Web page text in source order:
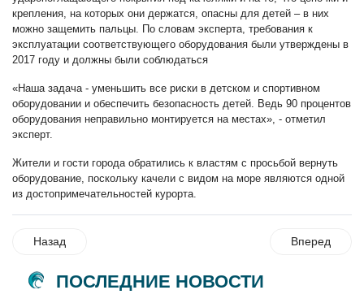
крепления, на которых они держатся, опасны для детей – в них
можно защемить пальцы. По словам эксперта, требования к
эксплуатации соответствующего оборудования были утверждены в
2017 году и должны были соблюдаться
«Наша задача - уменьшить все риски в детском и спортивном
оборудовании и обеспечить безопасность детей. Ведь 90 процентов
оборудования неправильно монтируется на местах», - отметил
эксперт.
Жители и гости города обратились к властям с просьбой вернуть
оборудование, поскольку качели с видом на море являются одной
из достопримечательностей курорта.
Назад Вперед
ПОСЛЕДНИЕ НОВОСТИ